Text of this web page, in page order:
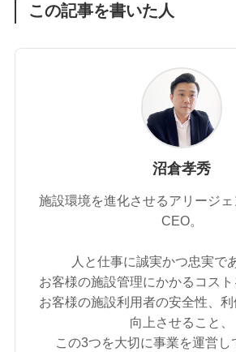
この記事を書いた人
沼倉孝秀
施設環境を進化させるアリージ
CEO。
人と仕事に誠実かつ忠実で
お客様の施設管理にかかるコスト
お客様の施設利用者の安全性、
向上させること、
この3つを大切に事業を運営し